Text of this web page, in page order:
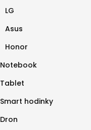
LG
Asus
Honor
Notebook
Tablet
Smart hodinky
Dron